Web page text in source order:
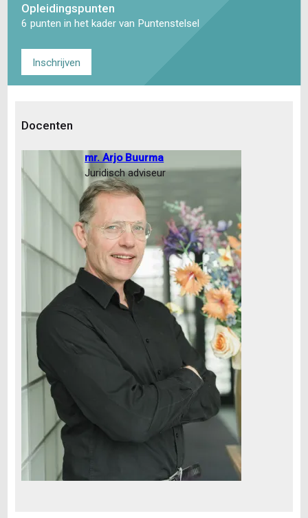
Opleidingspunten
6 punten in het kader van Puntenstelsel
Inschrijven
Docenten
mr. Arjo Buurma
Juridisch adviseur